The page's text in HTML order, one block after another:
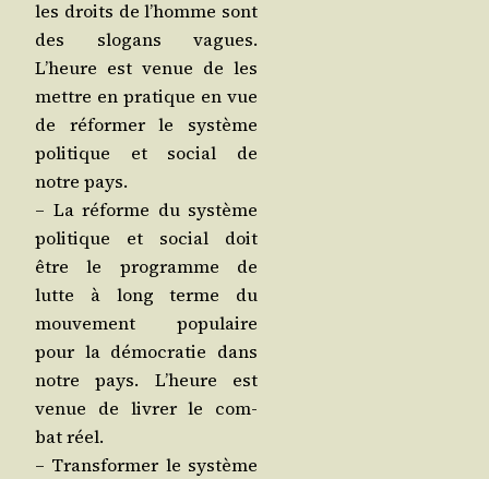
les droits de l’homme sont
des slo­gans vagues.
L’heure est venue de les
mettre en pra­tique en vue
de réfor­mer le sys­tème
poli­tique et social de
notre pays.
– La réforme du sys­tème
poli­tique et social doit
être le pro­gramme de
lutte à long terme du
mou­ve­ment popu­laire
pour la démo­cra­tie dans
notre pays. L’heure est
venue de livrer le com­
bat réel.
– Trans­for­mer le sys­tème